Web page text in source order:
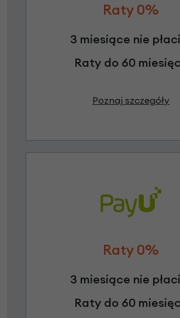
Raty 0%
3 miesiące nie
Raty do 60
Poznaj szczegóły
Raty 0%
3 miesiące nie
Raty do 60